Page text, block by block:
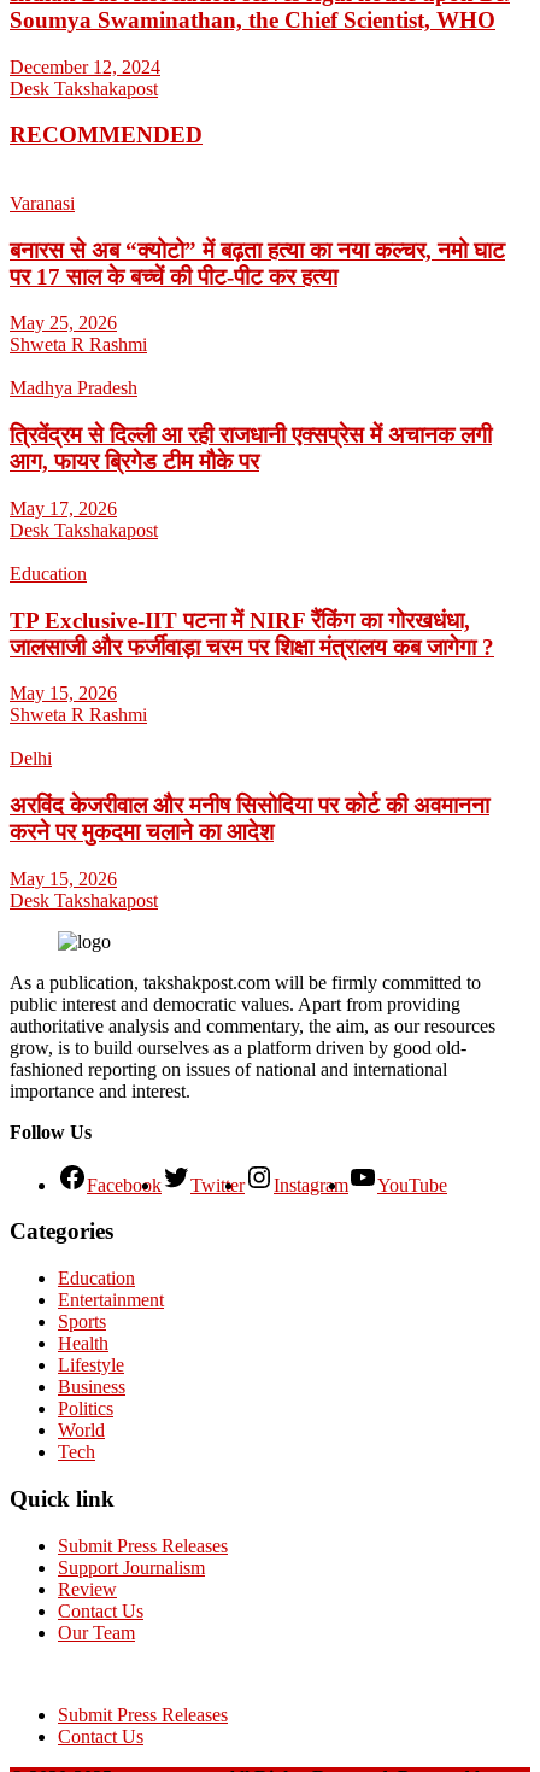
Soumya Swaminathan, the Chief Scientist, WHO
December 12, 2024
Desk Takshakapost
RECOMMENDED
Varanasi
बनारस से अब “क्योटो” में बढ़ता हत्या का नया कल्चर, नमो घाट
पर 17 साल के बच्चें की पीट-पीट कर हत्या
May 25, 2026
Shweta R Rashmi
Madhya Pradesh
त्रिवेंद्रम से दिल्ली आ रही राजधानी एक्सप्रेस में अचानक लगी
आग, फायर ब्रिगेड टीम मौके पर
May 17, 2026
Desk Takshakapost
Education
TP Exclusive-IIT पटना में NIRF रैंकिंग का गोरखधंधा,
जालसाजी और फर्जीवाड़ा चरम पर शिक्षा मंत्रालय कब जागेगा ?
May 15, 2026
Shweta R Rashmi
Delhi
अरविंद केजरीवाल और मनीष सिसोदिया पर कोर्ट की अवमानना
करने पर मुकदमा चलाने का आदेश
May 15, 2026
Desk Takshakapost
As a publication, takshakpost.com will be firmly committed to
public interest and democratic values. Apart from providing
authoritative analysis and commentary, the aim, as our resources
grow, is to build ourselves as a platform driven by good old-
fashioned reporting on issues of national and international
importance and interest.
Follow Us
Facebook Twitter Instagram YouTube
Categories
Education
Entertainment
Sports
Health
Lifestyle
Business
Politics
World
Tech
Quick link
Submit Press Releases
Support Journalism
Review
Contact Us
Our Team
Submit Press Releases
Contact Us